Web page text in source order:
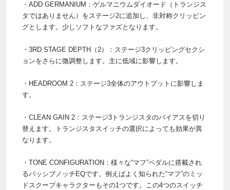
・ADD GERMANIUM：ゲルマニウムダイオード（トランジス
タではありません）をステージ2に追加し、非対称クリッピン
グとします。少しソフトなファズとなります。
・3RD STAGE DEPTH（2）：ステージ3クリッピングセクシ
ョンをさらに微調整します。主に低域に影響します。
・HEADROOM 2：ステージ3全体のアウトプットに影響しま
す。
・CLEAN GAIN 2：ステージ3トランジスタのバイアスを切り
替えます。トランジスタスイッチの選択によっても効果が異
なります。
・TONE CONFIGURATION：様々な“マフ”ペダルに搭載され
るパッシブノッチEQです。例えばよく知られた“マフ”のミッ
ドスクープキャラクターもその1つです。この4つのスイッチ